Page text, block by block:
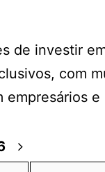
de investir
com